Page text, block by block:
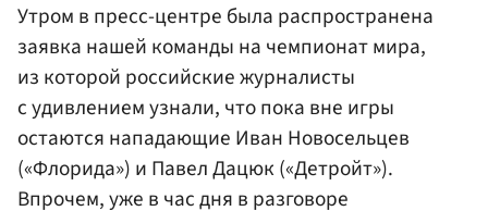
Утром в пресс-центре была распространена
заявка нашей команды на чемпионат мира,
из которой российские журналисты
с удивлением узнали, что пока вне игры
остаются нападающие Иван Новосельцев
(«Флорида») и Павел Дацюк («Детройт»).
Впрочем, уже в час дня в разговоре